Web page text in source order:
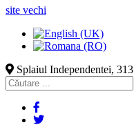
site vechi
Splaiul Independentei, 313